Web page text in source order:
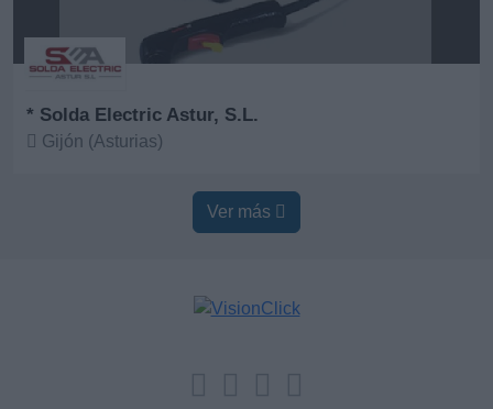
* Solda Electric Astur, S.L.
Gijón (Asturias)
Ver más